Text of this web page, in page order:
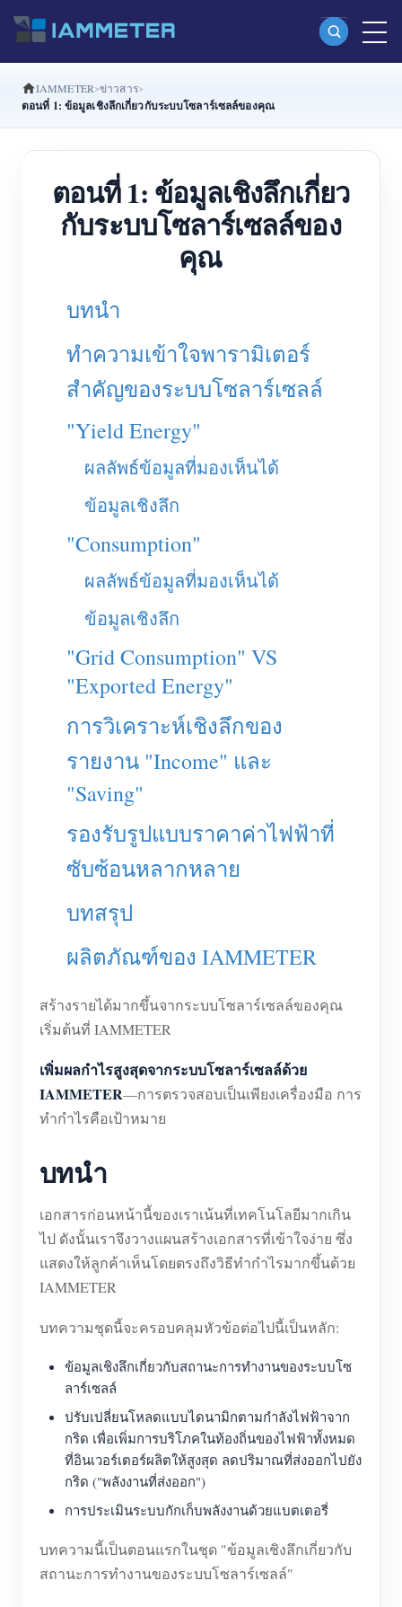
ผลิตภัณฑ์
มิเตอร์พลังงาน Wi-Fi แบบ Split Phase (WEM2067)
มิเตอร์พลังงาน Wi-Fi สามเฟส (WEM3080T)
มิเตอร์พลังงาน Wi-Fi สามเฟส (WEM3046T)
มิเตอร์พลังงาน Wi-Fi สามเฟส (WEM3050T)
ตัวควบคุมกำลัง WiFi
IAMMETER Cloud Pro
บริการโฮสต์ด้วยตนเอง
โปรแกรมจำลอง IAMMETER
มิเตอร์เสมือน
ระบบพยากรณ์และจำลองพลังงาน
แอปพลิเคชัน
ตัวตรวจสอบพลังงานระบบโซลาร์ PV
ตัวตรวจสอบการใช้ไฟฟ้า
ระบบควบคุมฮีตเตอร์ PV
ระบบอัตโนมัติภายในบ้าน
การตรวจสอบพลังงานโรงงาน
ร้านค้า
แหล่งข้อมูล
คู่มือเริ่มต้นใช้งานผลิตภัณฑ์
เอกสาร
วิดีโอสอนใช้งาน
FAQ
ข่าวสาร
บล็อก
ชุมชน
โปรแกรมผู้ร่วมพัฒนา
ศูนย์ผู้ร่วมพัฒนา
กิจกรรม IAMMETER
ฟอรัม
App Store
สำรวจเว็บไซต์
อันดับ PV
โซลูชัน
ติดต่อ
IAMMETER ข่าวสาร
ตอนที่ 1: ข้อมูลเชิงลึกเกี่ยวกับระบบโซลาร์เซลล์ของคุณ
ตอนที่ 1: ข้อมูลเชิงลึกเกี่ยว
กับระบบโซลาร์เซลล์ของ
คุณ
บทนำ
ทำความเข้าใจพารามิเตอร์
สำคัญของระบบโซลาร์เซลล์
"Yield Energy"
ผลลัพธ์ข้อมูลที่มองเห็นได้
ข้อมูลเชิงลึก
"Consumption"
ผลลัพธ์ข้อมูลที่มองเห็นได้
ข้อมูลเชิงลึก
"Grid Consumption" VS
"Exported Energy"
การวิเคราะห์เชิงลึกของ
รายงาน "Income" และ
"Saving"
รองรับรูปแบบราคาค่าไฟฟ้าที่
ซับซ้อนหลากหลาย
บทสรุป
ผลิตภัณฑ์ของ IAMMETER
สร้างรายได้มากขึ้นจากระบบโซลาร์เซลล์ของคุณ
เริ่มต้นที่ IAMMETER
เพิ่มผลกำไรสูงสุดจากระบบโซลาร์เซลล์ด้วย
IAMMETER—การตรวจสอบเป็นเพียงเครื่องมือ การ
ทำกำไรคือเป้าหมาย
บทนำ
เอกสารก่อนหน้านี้ของเราเน้นที่เทคโนโลยีมากเกิน
ไป ดังนั้นเราจึงวางแผนสร้างเอกสารที่เข้าใจง่าย ซึ่ง
แสดงให้ลูกค้าเห็นโดยตรงถึงวิธีทำกำไรมากขึ้นด้วย
IAMMETER
บทความชุดนี้จะครอบคลุมหัวข้อต่อไปนี้เป็นหลัก:
ข้อมูลเชิงลึกเกี่ยวกับสถานะการทำงานของระบบโซ
ลาร์เซลล์
ปรับเปลี่ยนโหลดแบบไดนามิกตามกำลังไฟฟ้าจาก
กริด เพื่อเพิ่มการบริโภคในท้องถิ่นของไฟฟ้าทั้งหมด
ที่อินเวอร์เตอร์ผลิตให้สูงสุด ลดปริมาณที่ส่งออกไปยัง
กริด ("พลังงานที่ส่งออก")
การประเมินระบบกักเก็บพลังงานด้วยแบตเตอรี่
บทความนี้เป็นตอนแรกในชุด "ข้อมูลเชิงลึกเกี่ยวกับ
สถานะการทำงานของระบบโซลาร์เซลล์"